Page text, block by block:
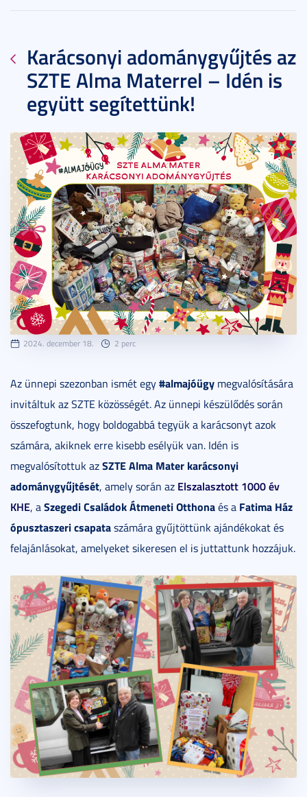
Karácsonyi adománygyűjtés az
SZTE Alma Materrel – Idén is
együtt segítettünk!
2024. december 18. 2 perc
Az ünnepi szezonban ismét egy#almajóügy megvalósítására
invitáltuk az SZTE közösségét. Az ünnepi készülődés során
összefogtunk, hogy boldogabbá tegyük a karácsonyt azok
számára, akiknek erre kisebb esélyük van. Idén is
megvalósítottuk azSZTE Alma Mater karácsonyi
adománygyűjtését, amely során az Elszalasztott 1000 év
KHE, aSzegedi Családok Átmeneti Otthonaés a Fatima Ház
ópusztaszeri csapataszámára gyűjtöttünk ajándékokat és
felajánlásokat, amelyeket sikeresen el is juttattunk hozzájuk.